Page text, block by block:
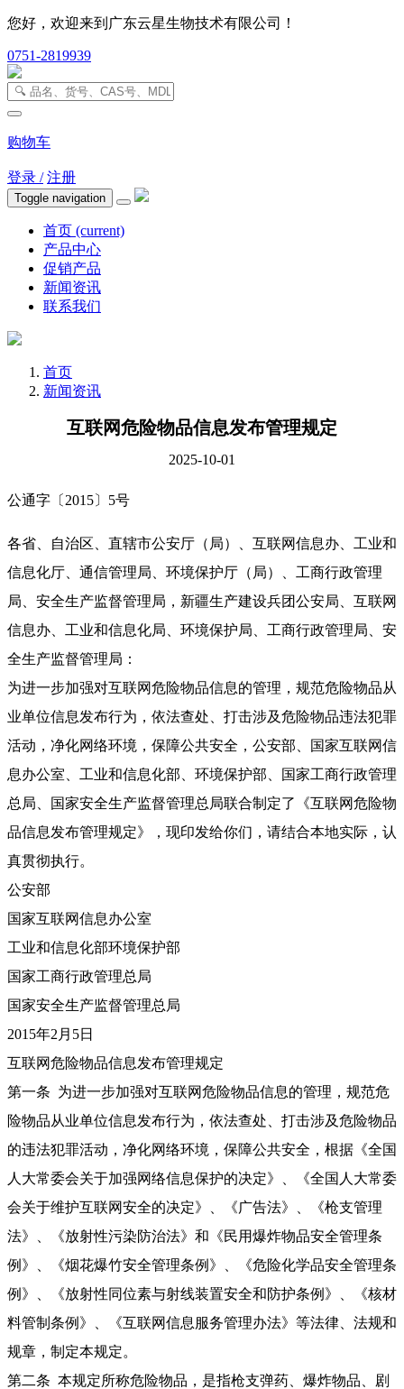
您好，欢迎来到广东云星生物技术有限公司！
0751-2819939
购物车
登录 / 注册
Toggle navigation
首页 (current)
产品中心
促销产品
新闻资讯
联系我们
首页
新闻资讯
互联网危险物品信息发布管理规定
2025-10-01
公通字〔2015〕5号
各省、自治区、直辖市公安厅（局）、互联网信息办、工业和
信息化厅、通信管理局、环境保护厅（局）、工商行政管理
局、安全生产监督管理局，新疆生产建设兵团公安局、互联网
信息办、工业和信息化局、环境保护局、工商行政管理局、安
全生产监督管理局：
为进一步加强对互联网危险物品信息的管理，规范危险物品从
业单位信息发布行为，依法查处、打击涉及危险物品违法犯罪
活动，净化网络环境，保障公共安全，公安部、国家互联网信
息办公室、工业和信息化部、环境保护部、国家工商行政管理
总局、国家安全生产监督管理总局联合制定了《互联网危险物
品信息发布管理规定》，现印发给你们，请结合本地实际，认
真贯彻执行。
公安部
国家互联网信息办公室
工业和信息化部环境保护部
国家工商行政管理总局
国家安全生产监督管理总局
2015年2月5日
互联网危险物品信息发布管理规定
第一条 为进一步加强对互联网危险物品信息的管理，规范危
险物品从业单位信息发布行为，依法查处、打击涉及危险物品
的违法犯罪活动，净化网络环境，保障公共安全，根据《全国
人大常委会关于加强网络信息保护的决定》、《全国人大常委
会关于维护互联网安全的决定》、《广告法》、《枪支管理
法》、《放射性污染防治法》和《民用爆炸物品安全管理条
例》、《烟花爆竹安全管理条例》、《危险化学品安全管理条
例》、《放射性同位素与射线装置安全和防护条例》、《核材
料管制条例》、《互联网信息服务管理办法》等法律、法规和
规章，制定本规定。
第二条 本规定所称危险物品，是指枪支弹药、爆炸物品、剧